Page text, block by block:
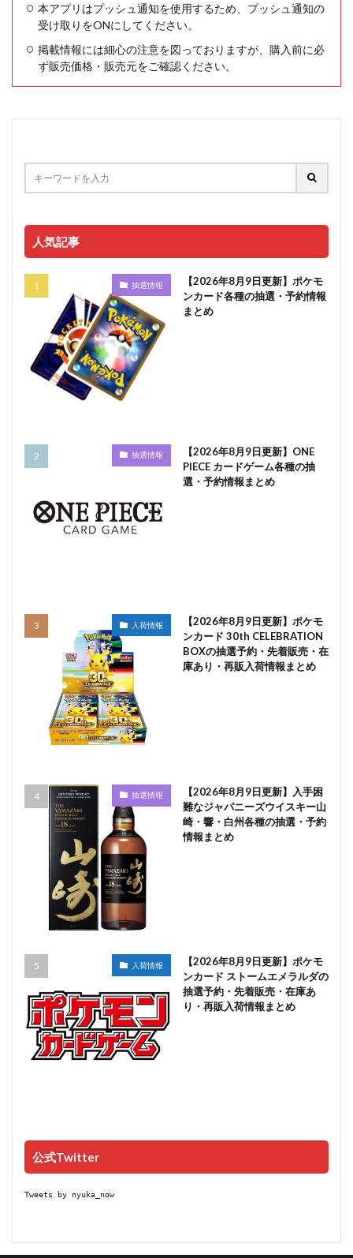
本アプリはプッシュ通知を使用するため、プッシュ通知の
受け取りをONにしてください。
掲載情報には細心の注意を図っておりますが、購入前に必
ず販売価格・販売元をご確認ください。
人気記事
抽選情報
【2026年8月9日更新】ポケモ
ンカード各種の抽選・予約情報
まとめ
抽選情報
【2026年8月9日更新】ONE
PIECE カードゲーム各種の抽
選・予約情報まとめ
入荷情報
【2026年8月9日更新】ポケモ
ンカード 30th CELEBRATION
BOXの抽選予約・先着販売・在
庫あり・再販入荷情報まとめ
抽選情報
【2026年8月9日更新】入手困
難なジャパニーズウイスキー山
崎・響・白州各種の抽選・予約
情報まとめ
入荷情報
【2026年8月9日更新】ポケモ
ンカード ストームエメラルダの
抽選予約・先着販売・在庫あ
り・再販入荷情報まとめ
公式Twitter
Tweets by nyuka_now